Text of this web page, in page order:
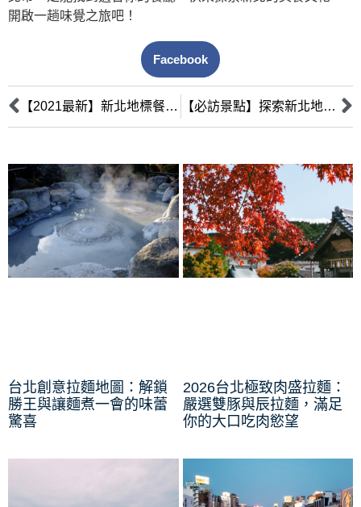
開啟一趟味覺之旅吧！
Facebook
【2021最新】新北地標餐廳大盤點！必吃美食推薦 【必訪景點】探索新北地標餐廳，享受獨特美食之旅
台北創意拉麵地圖：解鎖
勝王與讓麵煮一會的味蕾
驚喜
2026台北極致肉盛拉麵：
嚴選雙豚與辰拉麵，滿足
你的大口吃肉慾望